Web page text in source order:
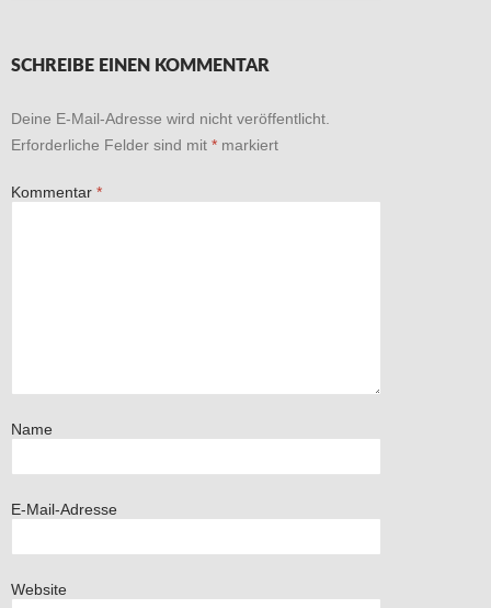
SCHREIBE EINEN KOMMENTAR
Deine E-Mail-Adresse wird nicht veröffentlicht.
Erforderliche Felder sind mit * markiert
Kommentar *
Name
E-Mail-Adresse
Website